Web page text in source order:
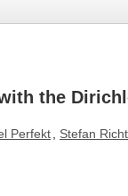
the
Perfekt Stefan